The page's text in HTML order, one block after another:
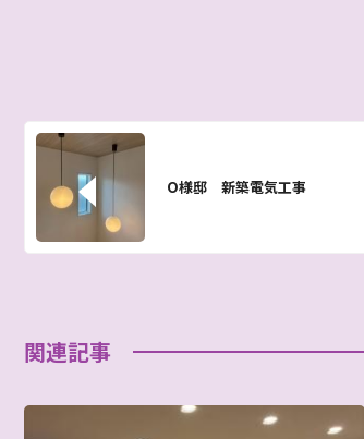
O様邸 新築電気工事
関連記事